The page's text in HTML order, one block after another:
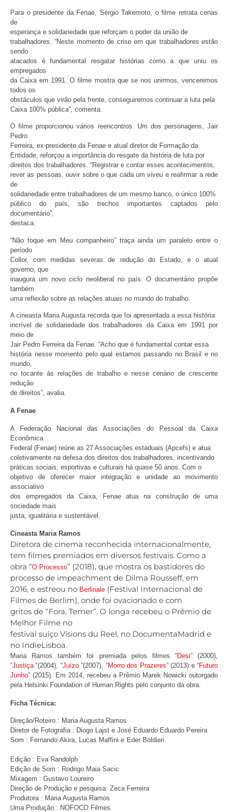
Para o presidente da Fenae, Sérgio Takemoto, o filme retrata cenas
de
esperança e solidariedade que reforçam o poder da união de
trabalhadores. “Neste momento de crise em que trabalhadores estão
sendo
atacados é fundamental resgatar histórias como a que uniu os
empregados
da Caixa em 1991. O filme mostra que se nos unirmos, venceremos
todos os
obstáculos que virão pela frente, conseguiremos continuar a luta pela
Caixa 100% pública”, comenta.
O filme proporcionou vários reencontros. Um dos personagens, Jair
Pedro
Ferreira, ex-presidente da Fenae e atual diretor de Formação da
Entidade, reforçou a importância do resgate da história de luta por
direitos dos trabalhadores. “Registrar e contar esses acontecimentos,
rever as pessoas, ouvir sobre o que cada um viveu e reafirmar a rede
de
solidariedade entre trabalhadores de um mesmo banco, o único 100%
público do país, são trechos importantes captados pelo
documentário”,
destaca.
“Não toque em Meu companheiro” traça ainda um paralelo entre o
período
Collor, com medidas severas de redução do Estado, e o atual
governo, que
inaugura um novo ciclo neoliberal no país. O documentário propõe
também
uma reflexão sobre as relações atuais no mundo do trabalho.
A cineasta Maria Augusta recorda que foi apresentada a essa história
incrível de solidariedade dos trabalhadores da Caixa em 1991 por
meio de
Jair Pedro Ferreira da Fenae. “Acho que é fundamental contar essa
história nesse momento pelo qual estamos passando no Brasil e no
mundo,
no tocante às relações de trabalho e nesse cenário de crescente
redução
de direitos”, avalia.
A Fenae
A Federação Nacional das Associações do Pessoal da Caixa
Econômica
Federal (Fenae) reúne as 27 Associações estaduais (Apcefs) e atua
coletivamente na defesa dos direitos dos trabalhadores, incentivando
práticas sociais, esportivas e culturais há quase 50 anos. Com o
objetivo de oferecer maior integração e unidade ao movimento
associativo
dos empregados da Caixa, Fenae atua na construção de uma
sociedade mais
justa, igualitária e sustentável.
Cineasta Maria Ramos
Diretora de cinema reconhecida internacionalmente,
tem filmes premiados em diversos festivais. Como a
obra “O Processo” (2018), que mostra os bastidores do
processo de impeachment de Dilma Rousseff, em
2016, e estreou no Berlinale (Festival Internacional de
Filmes de Berlim), onde foi ovacionado e com
gritos de “Fora, Temer”. O longa recebeu o Prêmio de
Melhor Filme no
festival suíço Visions du Reel, no DocumentaMadrid e
no IndieLisboa.
Maria Ramos também foi premiada pelos filmes “Desi” (2000),
“Justiça“(2004), “Juízo”(2007), “Morro dos Prazeres” (2013) e “Futuro
Junho” (2015). Em 2014, recebeu a Prêmio Marek Nowicki outorgado
pela Helsinki Foundation of Human Rights pelo conjunto da obra.
Ficha Técnica:
Direção/Roteiro : Maria Augusta Ramos
Diretor de Fotografia : Diogo Lajst e José Eduardo Eduardo Pereira
Som : Fernando Akira, Lucas Maffini e Eder Boldieri
Edição : Eva Randolph
Edição de Som : Rodrigo Maia Sacic
Mixagem : Gustavo Loureiro
Direção de Produção e pesquisa: Zeca Ferreira
Produtora : Maria Augusta Ramos
Uma Produção : NOFOCO Filmes